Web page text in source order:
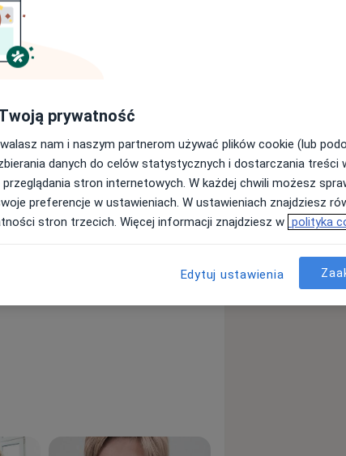
w Katowicach, gdzie w roku
Stomatologii estetycznej.
miazgi
Ubytki zębów
prywatność
nam i naszym partnerom używać plików cookie (lub
danych do celów statystycznych i dostarczania treści
stron internetowych. W każdej chwili możesz
preferencje w ustawieniach. W ustawieniach znajdziesz
stron trzecich. Więcej informacji znajdziesz w polityka
Edytuj ustawienia